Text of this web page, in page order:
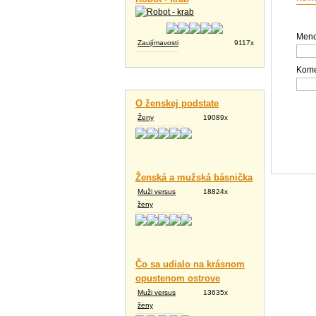
Zaujímavosti 9117x
O ženskej podstate
Ženy 19089x
Ženská a mužská básnička
Muži versus
ženy
18824x
Čo sa udialo na krásnom
opustenom ostrove
Muži versus
ženy
13635x